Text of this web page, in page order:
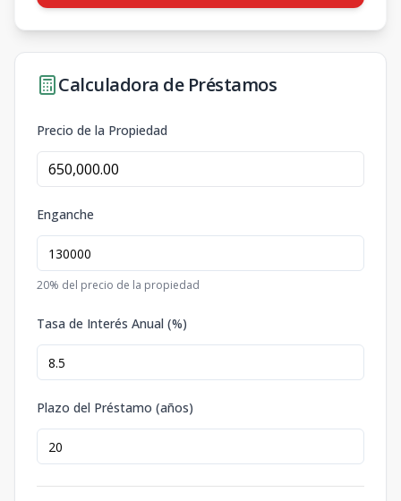
Calculadora de Préstamos
Precio de la Propiedad
Enganche
20% del precio de la propiedad
Tasa de Interés Anual (%)
Plazo del Préstamo (años)